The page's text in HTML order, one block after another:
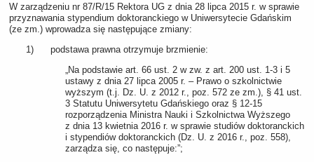
W zarządzeniu nr 87/R/15 Rektora UG z dnia 28 lipca 2015 r. w sprawie
przyznawania stypendium doktoranckiego w Uniwersytecie Gdańskim
(ze zm.) wprowadza się następujące zmiany:
1) podstawa prawna otrzymuje brzmienie:
„Na podstawie art. 66 ust. 2 w zw. z art. 200 ust. 1-3 i 5
ustawy z dnia 27 lipca 2005 r. – Prawo o szkolnictwie
wyższym (t.j. Dz. U. z 2012 r., poz. 572 ze zm.), § 41 ust.
3 Statutu Uniwersytetu Gdańskiego oraz § 12-15
rozporządzenia Ministra Nauki i Szkolnictwa Wyższego
z dnia 13 kwietnia 2016 r. w sprawie studiów doktoranckich
i stypendiów doktoranckich (Dz. U. z 2016 r., poz. 558),
zarządza się, co następuje:”;